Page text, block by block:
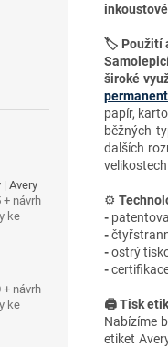
Avery
+ návrh
ke
+ návrh
ke
🏷️ Použití
široké
papír,
běžných
dalších
⚙️
-
-
-ostrý
-
🖨️ Tisk
Nabízíme
etiket